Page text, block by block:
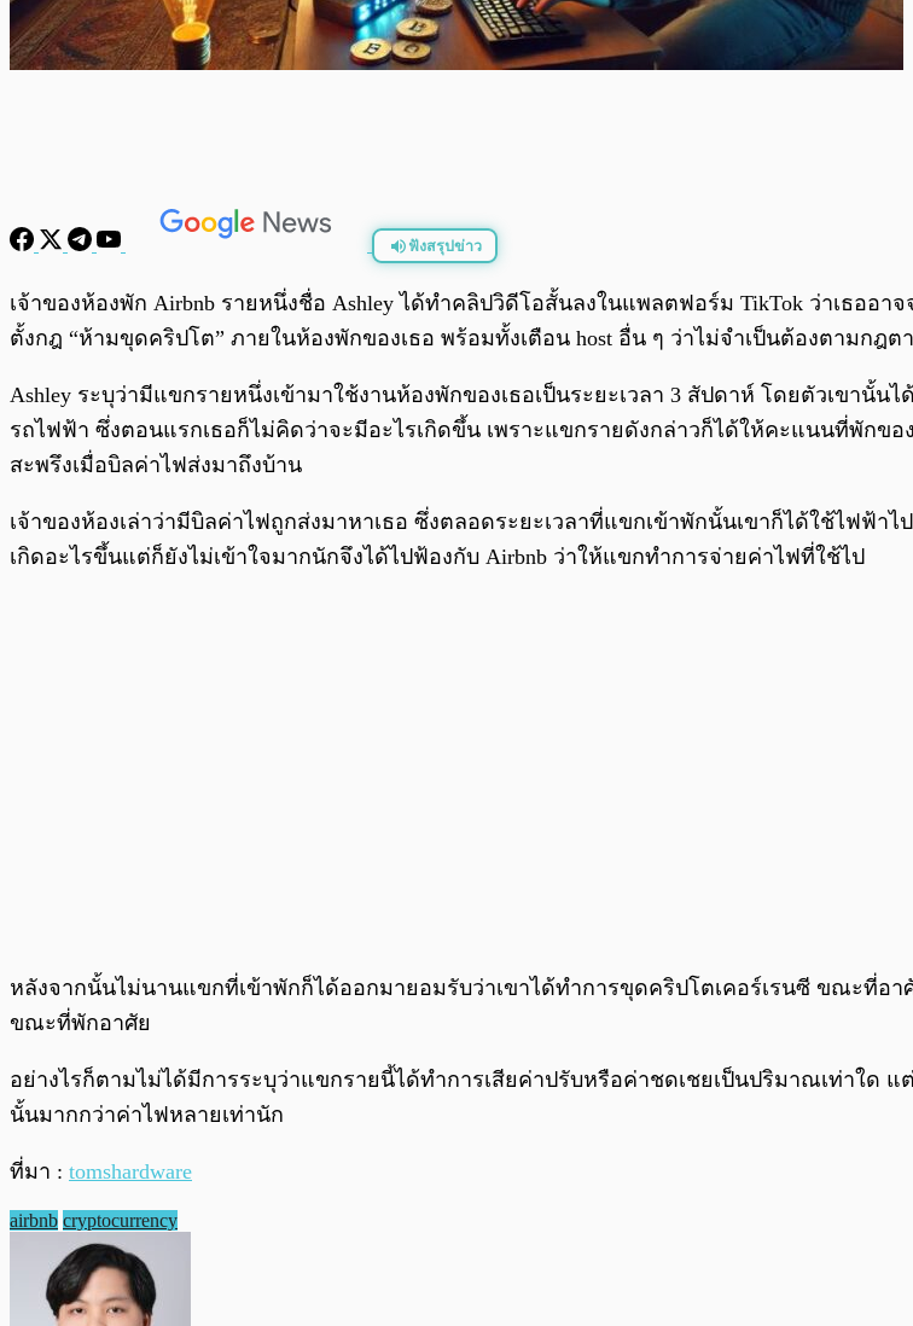
ฟังสรุปข่าว
พร้อมเล่น
เจ้าของห้องพัก Airbnb รายหนึ่งชื่อ Ashley ได้ทำคลิปวิดีโอสั้นลงในแพลตฟอร์ม TikTok ว่าเธออ
ตั้งกฎ “ห้ามขุดคริปโต” ภายในห้องพักของเธอ พร้อมทั้งเตือน host อื่น ๆ ว่าไม่จำเป็นต้องตามกฎ
Ashley ระบุว่ามีแขกรายหนึ่งเข้ามาใช้งานห้องพักของเธอเป็นระยะเวลา 3 สัปดาห์ โดยตัวเขา
รถไฟฟ้า ซึ่งตอนแรกเธอก็ไม่คิดว่าจะมีอะไรเกิดขึ้น เพราะแขกรายดังกล่าวก็ได้ให้คะแนนที่พักข
สะพรึงเมื่อบิลค่าไฟส่งมาถึงบ้าน
เจ้าของห้องเล่าว่ามีบิลค่าไฟถูกส่งมาหาเธอ ซึ่งตลอดระยะเวลาที่แขกเข้าพักนั้นเขาก็ได้ใช้ไฟฟ้า
เกิดอะไรขึ้นแต่ก็ยังไม่เข้าใจมากนักจึงได้ไปฟ้องกับ Airbnb ว่าให้แขกทำการจ่ายค่าไฟที่ใช้ไป
หลังจากนั้นไม่นานแขกที่เข้าพักก็ได้ออกมายอมรับว่าเขาได้ทำการขุดคริปโตเคอร์เรนซี ขณะที่อา
ขณะที่พักอาศัย
อย่างไรก็ตามไม่ได้มีการระบุว่าแขกรายนี้ได้ทำการเสียค่าปรับหรือค่าชดเชยเป็นปริมาณเท่าใด
นั้นมากกว่าค่าไฟหลายเท่านัก
ที่มา : tomshardware
airbnb cryptocurrency